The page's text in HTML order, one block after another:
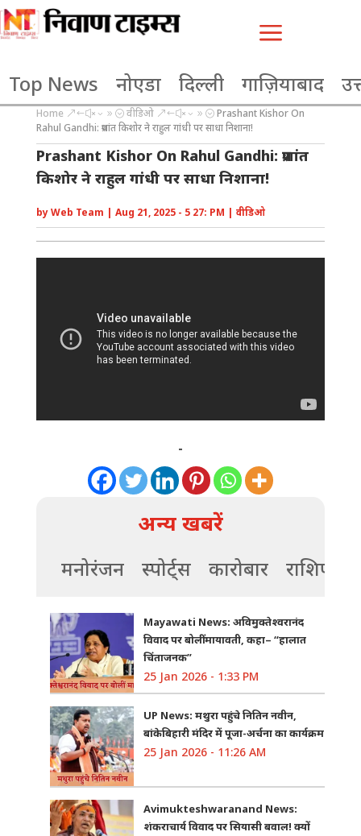
a
Top News नोएडा दिल्ली गाज़ियाबाद
Home &#x39; वीडिओ &#x39; Prashant Kishor On
Rahul Gandhi: प्रशांत किशोर ने राहुल गांधी पर साधा निशाना!
Prashant Kishor On Rahul Gandhi: प्रशांत
किशोर ने राहुल गांधी पर साधा निशाना!
byWeb Team | Aug 21, 2025 - 5 27: PM | वीडिओ
-
अन्य खबरें
मनोरंजन स्पोर्ट्स कारोबार राशिफल
Mayawati News: अविमुक्तेश्वरानंद
विवाद पर बोलीं मायावती, कहा– “हालात
चिंताजनक”
25 Jan 2026 - 1:33 PM
UP News: मथुरा पहुंचे नितिन नवीन,
बांकेबिहारी मंदिर में पूजा-अर्चना का कार्यक्रम
25 Jan 2026 - 11:26 AM
Avimukteshwaranand News:
शंकराचार्य विवाद पर सियासी बवाल! क्यों